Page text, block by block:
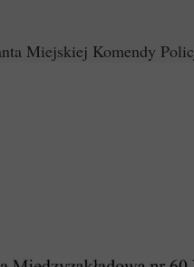
Miejskiej Komendy